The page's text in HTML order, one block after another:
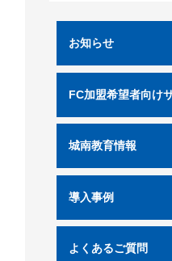
お知らせ
FC加盟希望者向け
城南教育情報
導入事例
よくあるご質問